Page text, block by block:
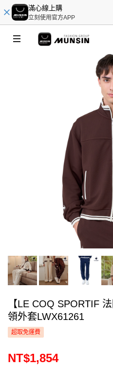
滿心線上購
立刻使用官方APP
【LE COQ SPORTIF
領外套LWX61261
超取免運費
NT$1,854